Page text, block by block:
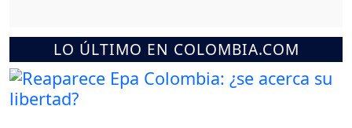
LO ÚLTIMO EN COLOMBIA.COM